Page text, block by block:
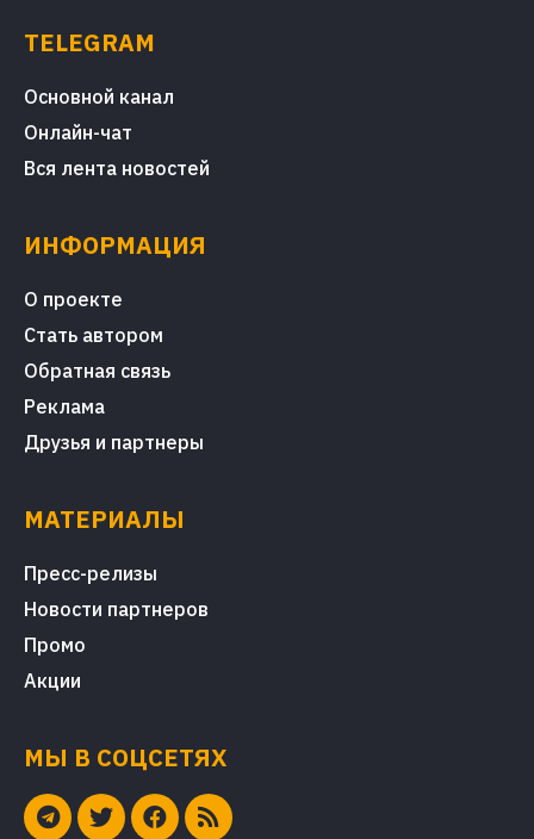
TELEGRAM
Основной канал
Онлайн-чат
Вся лента новостей
ИНФОРМАЦИЯ
О проекте
Стать автором
Обратная связь
Реклама
Друзья и партнеры
МАТЕРИАЛЫ
Пресс-релизы
Новости партнеров
Промо
Акции
МЫ В СОЦСЕТЯХ